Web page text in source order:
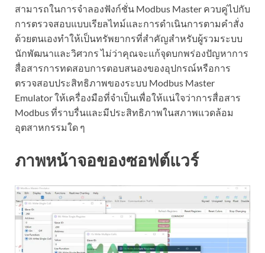
สามารถในการจำลองฟังก์ชั่น Modbus Master ควบคู่ไปกับ
การตรวจสอบแบบเรียลไทม์และการดำเนินการตามคำสั่ง
ด้วยตนเองทำให้เป็นทรัพยากรที่สำคัญสำหรับผู้รวมระบบ
นักพัฒนาและวิศวกร ไม่ว่าคุณจะแก้จุดบกพร่องปัญหาการ
สื่อสารการทดสอบการตอบสนองของอุปกรณ์หรือการ
ตรวจสอบประสิทธิภาพของระบบ Modbus Master
Emulator ให้เครื่องมือที่จำเป็นเพื่อให้แน่ใจว่าการสื่อสาร
Modbus ที่ราบรื่นและมีประสิทธิภาพในสภาพแวดล้อม
อุตสาหกรรมใด ๆ
ภาพหน้าจอของซอฟต์แวร์